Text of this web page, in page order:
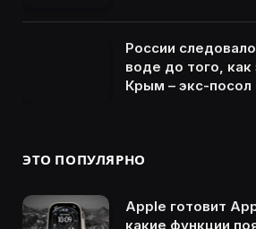
России
воде до того, как
Крым – экс-
ЭТО ПОПУЛЯРНО
Apple готовит
какие функции